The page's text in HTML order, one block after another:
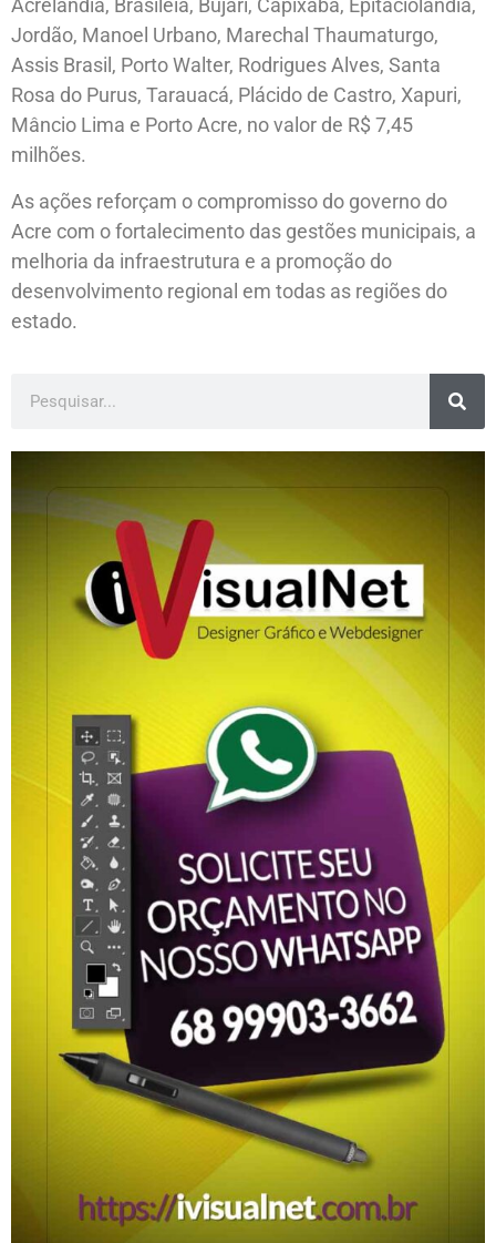
Acrelândia, Brasileia, Bujari, Capixaba, Epitaciolândia,
Jordão, Manoel Urbano, Marechal Thaumaturgo,
Assis Brasil, Porto Walter, Rodrigues Alves, Santa
Rosa do Purus, Tarauacá, Plácido de Castro, Xapuri,
Mâncio Lima e Porto Acre, no valor de R$ 7,45
milhões.
As ações reforçam o compromisso do governo do
Acre com o fortalecimento das gestões municipais, a
melhoria da infraestrutura e a promoção do
desenvolvimento regional em todas as regiões do
estado.